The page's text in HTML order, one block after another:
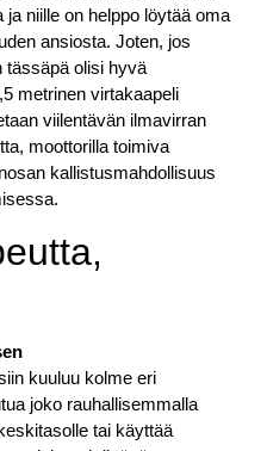
niille on helppo löytää oma
ansiosta. Joten, jos
tässäpä olisi hyvä
metrinen virtakaapeli
viilentävän ilmavirran
moottorilla toimiva
kallistusmahdollisuus
kuuluu kolme eri
joko rauhallisemmalla
tai käyttää